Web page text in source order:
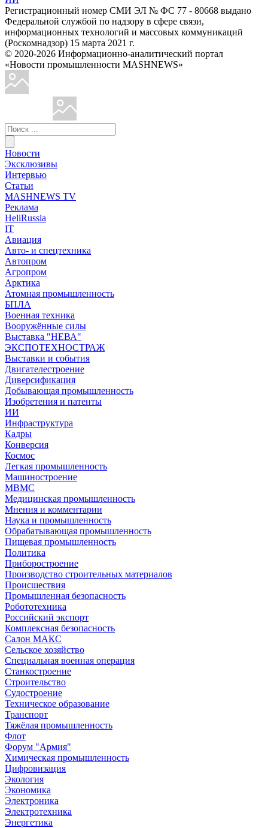
Регистрационный номер СМИ ЭЛ № ФС 77 - 80668 выдано
Федеральной службой по надзору в сфере связи,
информационных технологий и массовых коммуникаций
(Роскомнадзор) 15 марта 2021 г.
© 2020-2026 Информационно-аналитический портал
«Новости промышленности MASHNEWS»
Новости
Эксклюзивы
Интервью
Статьи
MASHNEWS TV
Реклама
HeliRussia
IT
Авиация
Авто- и спецтехника
Автопром
Агропром
Арктика
Атомная промышленность
БПЛА
Военная техника
Вооружённые силы
Выставка "НЕВА"
ЭКСПОТЕХНОСТРАЖ
Выставки и события
Двигателестроение
Диверсификация
Добывающая промышленность
Изобретения и патенты
ИИ
Инфраструктура
Кадры
Конверсия
Космос
Легкая промышленность
Машиностроение
МВМС
Медицинская промышленность
Мнения и комментарии
Наука и промышленность
Обрабатывающая промышленность
Пищевая промышленность
Политика
Приборостроение
Производство строительных материалов
Происшествия
Промышленная безопасность
Робототехника
Российский экспорт
Комплексная безопасность
Салон МАКС
Сельское хозяйство
Специальная военная операция
Станкостроение
Строительство
Судостроение
Техническое образование
Транспорт
Тяжёлая промышленность
Флот
Форум "Армия"
Химическая промышленность
Цифровизация
Экология
Экономика
Электроника
Электротехника
Энергетика